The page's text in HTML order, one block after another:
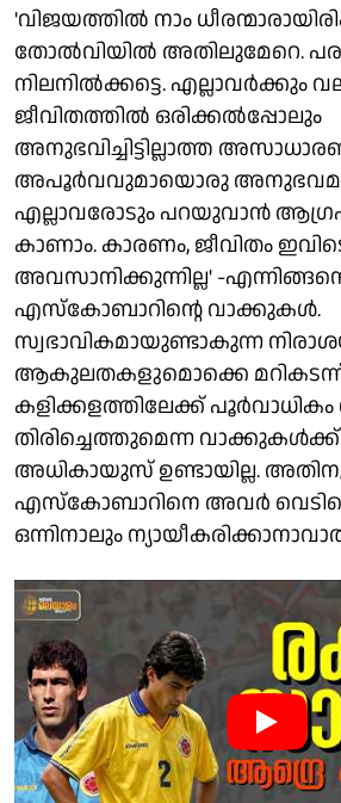
'വിജയത്തില്‍ നാം
തോല്‍വിയില്‍ അതിലുമേറെ.
നിലനില്‍ക്കട്ടെ. എല്ലാവര്‍ക്കും
ജീവിതത്തില്‍ ഒരിക്കല്‍പ്പോലും
അനുഭവിച്ചിട്ടില്ലാത്ത
അപൂര്‍വവുമായൊരു
എല്ലാവരോടും പറയുവാന്‍
കാണാം. കാരണം, ജീവിതം
അവസാനിക്കുന്നില്ല' -
എസ്കോബാറിന്റെ വാക്കുകള്‍.
സ്വഭാവികമായുണ്ടാകുന്ന
ആകുലതകളുമൊക്കെ
കളിക്കളത്തിലേക്ക്
തിരിച്ചെത്തുമെന്ന
അധികായുസ് ഉണ്ടായില്ല.
എസ്കോബാറിനെ അവര്‍
ഒന്നിനാലും